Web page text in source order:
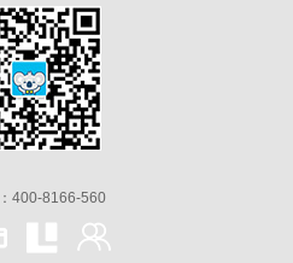
400-8166-560